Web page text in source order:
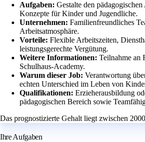
Aufgaben: Gestalte den
Konzepte für Kinder und Jugendliche.
Unternehmen: Familienfreundliches
Arbeitsatmosphäre.
Vorteile: Flexible Arbeitszeiten,
leistungsgerechte Vergütung.
Weitere Informationen: Teilnahme an
Schulhaus-Academy.
Warum dieser Job: Verantwortung
echten Unterschied im Leben von
Qualifikationen: Erzieherausbildung
pädagogischen Bereich sowie
Das prognostizierte Gehalt liegt zwischen
Ihre Aufgaben